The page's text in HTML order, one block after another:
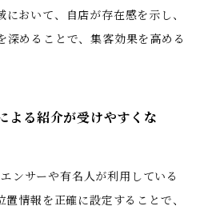
おいて、自店が存在感を示し、
深めることで、集客効果を高める
よる紹介が受けやすくな
サーや有名人が利用している
情報を正確に設定することで、